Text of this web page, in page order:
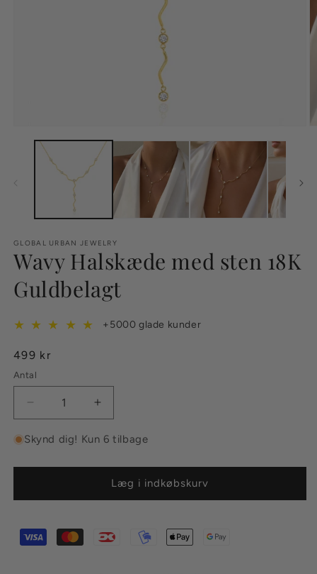
GLOBAL URBAN JEWELRY
Wavy Halskæde med sten 18K
Guldbelagt
★ ★ ★ ★ ★ +5000 glade kunder
Normalpris
499 kr
Antal
Reducer
antallet
for
Halskæde
sten
Guldbelagt
Øg
antallet
for
Halskæde
med
sten
Guldbelagt
Skynd dig! Kun 6 tilbage
Læg i indkøbskurv